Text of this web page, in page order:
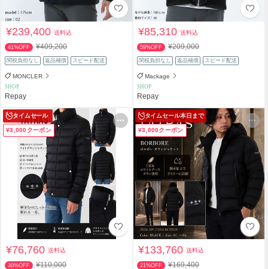
¥239,400送料込
41%OFF ¥409,200
関税負担なし 返品補償 スピード配送
MONCLER
SHOP
Repay
¥85,310送料込
59%OFF ¥209,000
関税負担なし 返品補償 スピード配送
Mackage
SHOP
Repay
タイムセール
¥3,000クーポン
¥76,760送料込
30%OFF ¥110,000
タイムセール本日まで
¥3,000クーポン
¥133,760送料込
21%OFF ¥169,400